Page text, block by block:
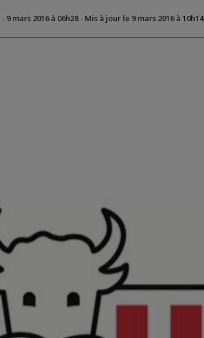
- 9 mars 2016 à 06h28- Mis à jour le 9 mars 2016 à 10h14